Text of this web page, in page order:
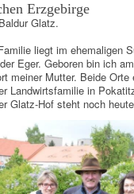
Erzgebirge
Glatz.
liegt im ehemaligen
Eger. Geboren bin ich
meiner Mutter. Beide
Landwirtsfamilie in
Glatz-Hof steht noch